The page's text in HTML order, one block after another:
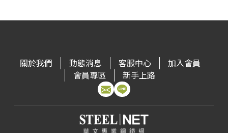
關於我們 動態消息 客服中心
加入會員
會員專區
新手上路